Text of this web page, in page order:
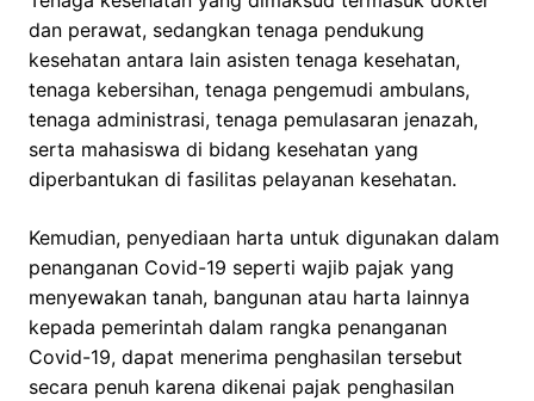
dan perawat, sedangkan tenaga pendukung
kesehatan antara lain asisten tenaga kesehatan,
tenaga kebersihan, tenaga pengemudi ambulans,
tenaga administrasi, tenaga pemulasaran jenazah,
serta mahasiswa di bidang kesehatan yang
diperbantukan di fasilitas pelayanan kesehatan.
Kemudian, penyediaan harta untuk digunakan dalam
penanganan Covid-19 seperti wajib pajak yang
menyewakan tanah, bangunan atau harta lainnya
kepada pemerintah dalam rangka penanganan
Covid-19, dapat menerima penghasilan tersebut
secara penuh karena dikenai pajak penghasilan